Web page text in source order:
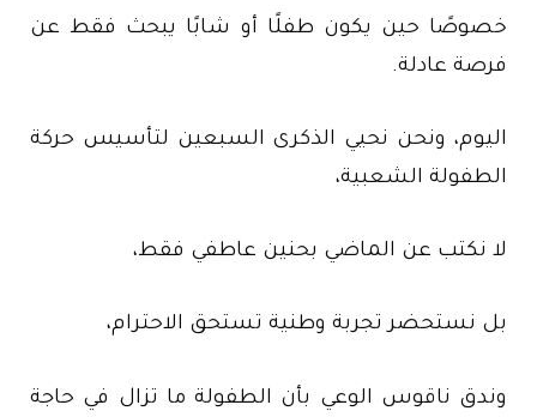
خصوصًا حين يكون طفلًا أو شابًا يبحث فقط عن
فرصة عادلة.
اليوم، ونحن نحيي الذكرى السبعين لتأسيس حركة
الطفولة الشعبية،
لا نكتب عن الماضي بحنين عاطفي فقط،
بل نستحضر تجربة وطنية تستحق الاحترام،
وندق ناقوس الوعي بأن الطفولة ما تزال في حاجة